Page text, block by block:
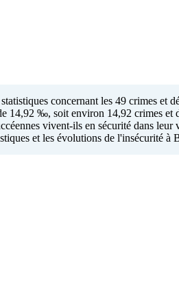
concernant les 49 crimes
14,92 ‰, soit environ 14,92 crimes et
vivent-ils en sécurité dans leur
et les évolutions de l'insécurité